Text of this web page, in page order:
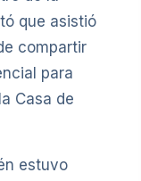
que asistió
compartir
para
Casa de
estuvo